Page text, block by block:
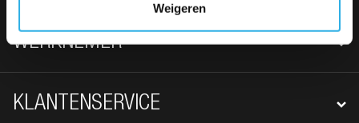
Weigeren
FOOTER NAVIGATIE
WERKNEMER
KLANTENSERVICE